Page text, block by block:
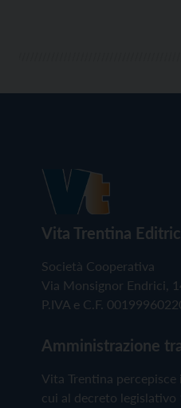
Vita Trentina
Società Cooperativa
Via Monsignor Endrici,
P.IVA e C.F.
Amministrazione
Vita Trentina
cui al decreto legislativo